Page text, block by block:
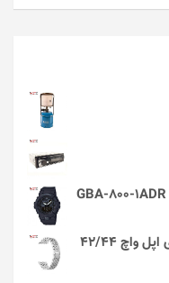
بند طرح Diamond کد i1012 مناسب برای اپل واچ 42/44